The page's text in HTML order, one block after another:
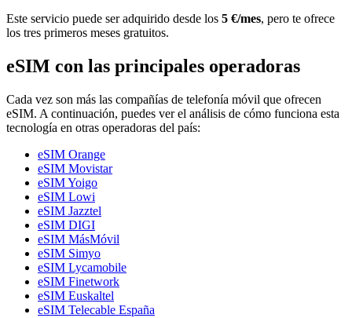
Este servicio puede ser adquirido desde los 5 €/mes, pero te ofrece
los tres primeros meses gratuitos.
eSIM con las principales operadoras
Cada vez son más las compañías de telefonía móvil que ofrecen
eSIM. A continuación, puedes ver el análisis de cómo funciona esta
tecnología en otras operadoras del país:
eSIM Orange
eSIM Movistar
eSIM Yoigo
eSIM Lowi
eSIM Jazztel
eSIM DIGI
eSIM MásMóvil
eSIM Simyo
eSIM Lycamobile
eSIM Finetwork
eSIM Euskaltel
eSIM Telecable España